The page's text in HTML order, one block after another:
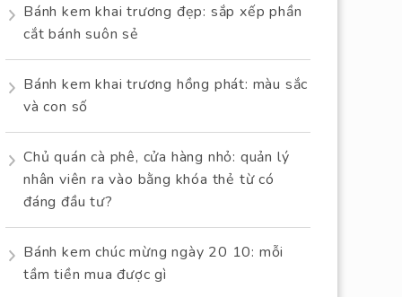
Bánh kem khai trương đẹp: sắp xếp phần
cắt bánh suôn sẻ
Bánh kem khai trương hồng phát: màu sắc
và con số
Chủ quán cà phê, cửa hàng nhỏ: quản lý
nhân viên ra vào bằng khóa thẻ từ có
đáng đầu tư?
Bánh kem chúc mừng ngày 20 10: mỗi
tầm tiền mua được gì